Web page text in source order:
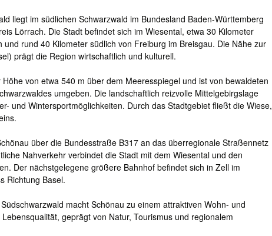
liegt im südlichen Schwarzwald im Bundesland Baden-Württemberg
Lörrach. Die Stadt befindet sich im Wiesental, etwa 30 Kilometer
und rund 40 Kilometer südlich von Freiburg im Breisgau. Die Nähe zur
prägt die Region wirtschaftlich und kulturell.
von etwa 540 m über dem Meeresspiegel und ist von bewaldeten
umgeben. Die landschaftlich reizvolle Mittelgebirgslage
und Wintersportmöglichkeiten. Durch das Stadtgebiet fließt die Wiese,
über die Bundesstraße B317 an das überregionale Straßennetz
Nahverkehr verbindet die Stadt mit dem Wiesental und den
Der nächstgelegene größere Bahnhof befindet sich in Zell im
Richtung Basel.
macht Schönau zu einem attraktiven Wohn- und
geprägt von Natur, Tourismus und regionalem